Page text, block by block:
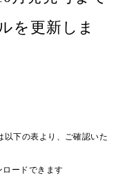
事例一覧
ピックス
を更新しま
以下の表より、ご確認いた
ロードできます